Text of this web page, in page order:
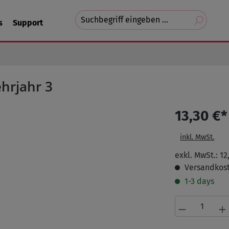
Support
Suchvorschläge
erscheinen
während
3
13,30 €*
inkl. MwSt.
exkl. MwSt.:
1-3 days
Produkt